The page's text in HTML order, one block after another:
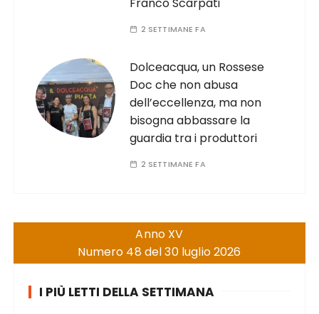
Franco Scarpati
2 SETTIMANE FA
Dolceacqua, un Rossese
Doc che non abusa
dell’eccellenza, ma non
bisogna abbassare la
guardia tra i produttori
2 SETTIMANE FA
Anno XV
Numero 48 del 30 luglio 2026
I PIÙ LETTI DELLA SETTIMANA